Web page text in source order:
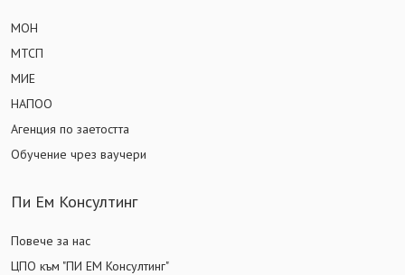
МОН
МТСП
МИЕ
НАПОО
Агенция по заетостта
Обучение чрез ваучери
Пи Ем Консултинг
Повече за нас
ЦПО към "ПИ ЕМ Консултинг"